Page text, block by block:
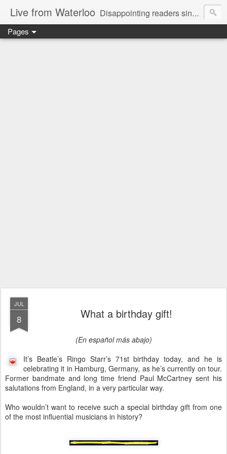
Live from Waterloo Disappointing readers since 2006
Pages
JUL
8 What a birthday gift!
(En español más abajo)
It’s Beatle’s Ringo Starr’s 71st birthday today, and he is
celebrating it in Hamburg, Germany, as he’s currently on tour.
Former bandmate and long time friend Paul McCartney sent his
salutations from England, in a very particular way.
Who wouldn’t want to receive such a special birthday gift from one
of the most influential musicians in history?